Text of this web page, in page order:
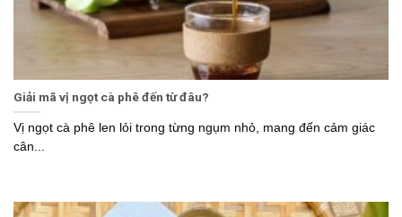
Giải mã vị ngọt cà phê đến từ đâu?
Vị ngọt cà phê len lỏi trong từng ngụm nhỏ, mang đến cảm giác
cân...